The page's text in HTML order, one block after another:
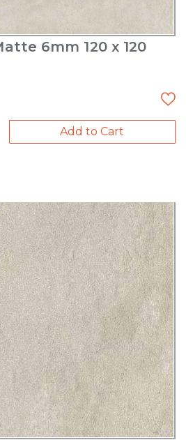
6mm 120 x 120
Add to Cart